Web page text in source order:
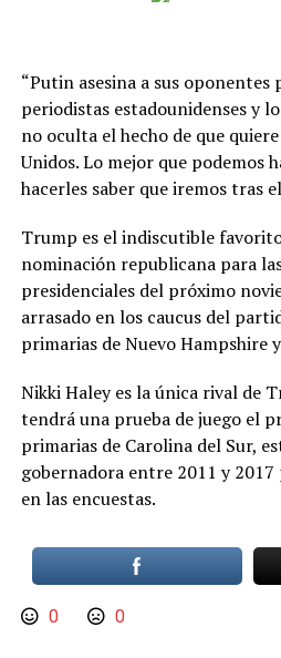
“Putin asesina a sus
periodistas estadounidenses y
no oculta el hecho de que
Unidos. Lo mejor que podemos
hacerles saber que iremos tras
Trump es el indiscutible
nominación republicana para
presidenciales del próximo
arrasado en los caucus del
primarias de Nuevo Hampshire
Nikki Haley es la única rival de
tendrá una prueba de juego el
primarias de Carolina del Sur,
gobernadora entre 2011 y 2017
en las encuestas.
0 0